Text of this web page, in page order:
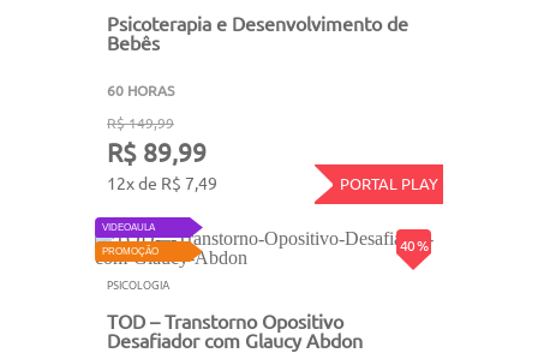
Psicoterapia e Desenvolvimento de
Bebês
60 HORAS
R$ 149,99
R$ 89,99
12x de R$ 7,49 PORTAL PLAY
40 %
VIDEOAULA
PROMOÇÃO
PSICOLOGIA
TOD – Transtorno Opositivo
Desafiador com Glaucy Abdon